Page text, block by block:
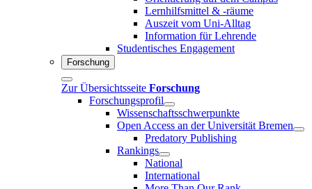
Lernhilfsmittel & -räume
Auszeit vom Uni-Alltag
Information für Lehrende
Studentisches Engagement
Forschung
Zur Übersichtsseite Forschung
Forschungsprofil
Wissenschaftsschwerpunkte
Open Access an der Universität Bremen
Predatory Publishing
Rankings
National
International